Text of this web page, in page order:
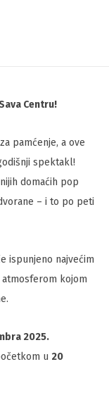
Centru!
pamćenje, a ove
spektakl!
domaćih pop
– i to po peti
ispunjeno najvećim
kojom
2025.
u 20